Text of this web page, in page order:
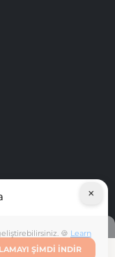
ŞIMDI INDIR
×
🍪 Learn